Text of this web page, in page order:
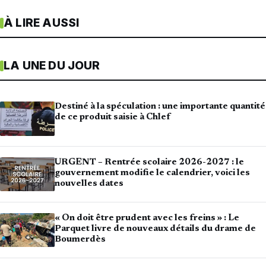
À LIRE AUSSI
LA UNE DU JOUR
Destiné à la spéculation : une importante quantité
de ce produit saisie à Chlef
URGENT – Rentrée scolaire 2026-2027 : le
gouvernement modifie le calendrier, voici les
nouvelles dates
« On doit être prudent avec les freins » : Le
Parquet livre de nouveaux détails du drame de
Boumerdès